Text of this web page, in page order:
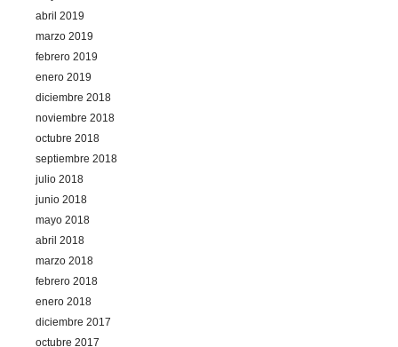
abril 2019
marzo 2019
febrero 2019
enero 2019
diciembre 2018
noviembre 2018
octubre 2018
septiembre 2018
julio 2018
junio 2018
mayo 2018
abril 2018
marzo 2018
febrero 2018
enero 2018
diciembre 2017
octubre 2017